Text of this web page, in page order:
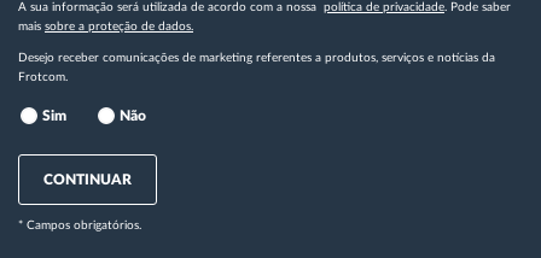
A sua informação será utilizada de acordo com a nossa política de privacidade. Pode saber
mais sobre a proteção de dados.
Desejo receber comunicações de marketing referentes a produtos, serviços e notícias da
Frotcom.
Sim Não
CONTINUAR
* Campos obrigatórios.